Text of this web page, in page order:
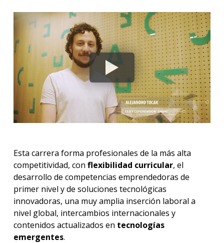
Esta carrera forma profesionales de la más alta
competitividad, con flexibilidad curricular, el
desarrollo de competencias emprendedoras de
primer nivel y de soluciones tecnológicas
innovadoras, una muy amplia inserción laboral a
nivel global, intercambios internacionales y
contenidos actualizados en tecnologías
emergentes.